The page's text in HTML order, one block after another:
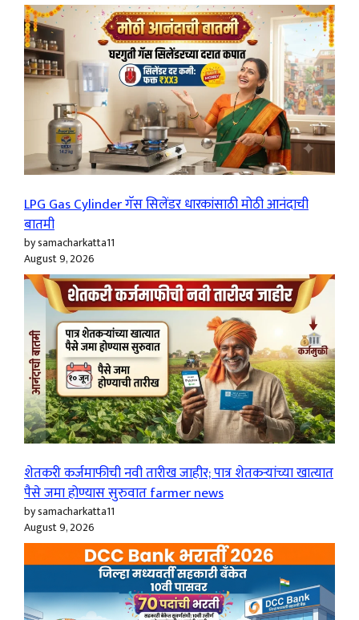
LPG Gas Cylinder गॅस सिलेंडर धारकांसाठी मोठी आनंदाची
बातमी
by samacharkatta11
August 9, 2026
शेतकरी कर्जमाफीची नवी तारीख जाहीर; पात्र शेतकऱ्यांच्या खात्यात
पैसे जमा होण्यास सुरुवात farmer news
by samacharkatta11
August 9, 2026